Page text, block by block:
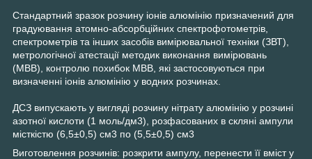
Стандартний зразок розчину іонів алюмінію призначений для
градуювання атомно-абсорбційних спектрофотометрів,
спектрометрів та інших засобів вимірювальної техніки (ЗВТ),
метрологічної атестації методик виконання вимірювань
(МВВ), контролю похибок МВВ, які застосовуються при
визначенні іонів алюмінію у водних розчинах.
ДСЗ випускають у вигляді розчину нітрату алюмінію у розчині
азотної кислоти (1 моль/дм3), розфасованих в скляні ампули
місткістю (6,5±0,5) см3 по (5,5±0,5) см3
Виготовлення розчинів: розкрити ампулу, перенести її вміст у